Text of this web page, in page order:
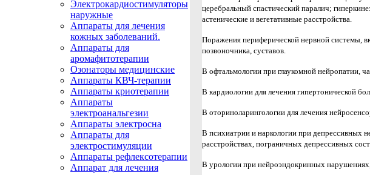
Электрокардиостимуляторы
наружные
Аппараты для лечения
кожных заболеваний.
Аппараты для
аромафитотерапии
Озонаторы медицинские
Аппараты КВЧ-терапии
Аппараты криотерапии
Аппараты
электроанальгезии
Аппараты электросна
Аппараты для
электростимуляции
Аппараты рефлексотерапии
Аппарат для лечения
церебральный спастический паралич;
астенические и вегетативные расстройства.
Поражения периферической нервной системы,
позвоночника, суставов.
В офтальмологии при глаукомной нейропатии,
В кардиологии для лечения гипертонической
В оториноларингологии для лечения
В психиатрии и наркологии при депрессивных
расстройствах, пограничных депрессивных
В урологии при нейроэндокринных